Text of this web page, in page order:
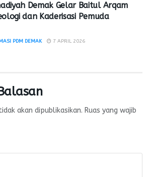
Demak Gelar Baitul Arqam
dan Kaderisasi Pemuda
PDM DEMAK 7 APRIL 2026
akan dipublikasikan. Ruas yang wajib